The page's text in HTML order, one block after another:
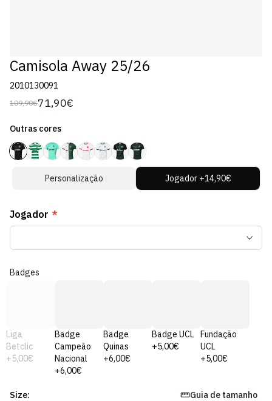
Camisola Away 25/26
2010130091
Preço
109,90€
Preço
venda
71,90€
Outras cores
Personalização Jogador +14,90€
Jogador *
Badges
Liga
Betclic
+5,00€
Badge
Campeão
Nacional
+6,00€
Badge
Quinas
+6,00€
Badge UCL
+5,00€
Fundação
UCL
+5,00€
Size: Guia de tamanho